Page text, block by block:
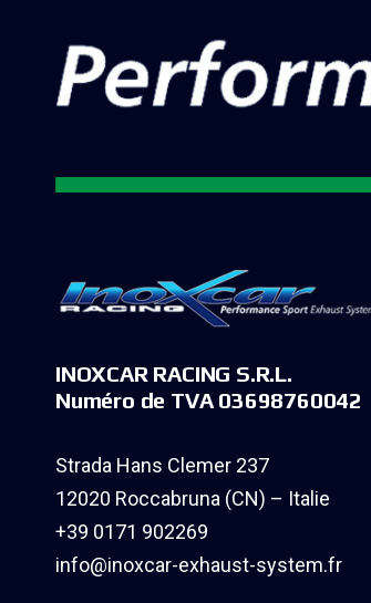
INOXCAR RACING S.R.L.
Numéro de TVA 03698760042
Strada Hans Clemer 237
12020 Roccabruna (CN) – Italie
+39 0171 902269
info@inoxcar-exhaust-system.fr